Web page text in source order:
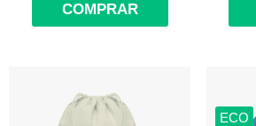
COMPRAR
ECO